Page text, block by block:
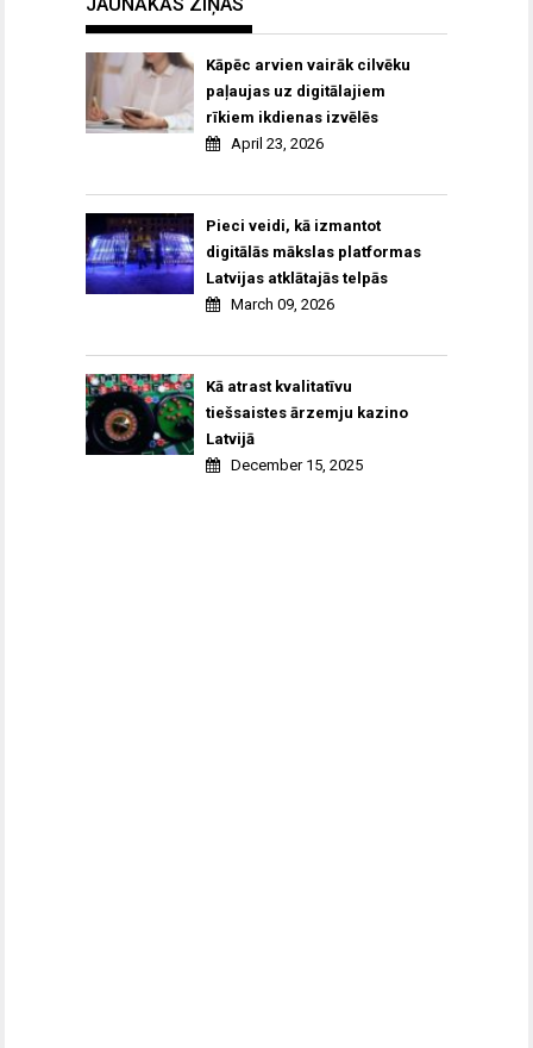
Kāpēc arvien vairāk cilvēku
paļaujas uz digitālajiem
rīkiem ikdienas izvēlēs
April 23, 2026
Pieci veidi, kā izmantot
digitālās mākslas platformas
Latvijas atklātajās telpās
March 09, 2026
Kā atrast kvalitatīvu
tiešsaistes ārzemju kazino
Latvijā
December 15, 2025